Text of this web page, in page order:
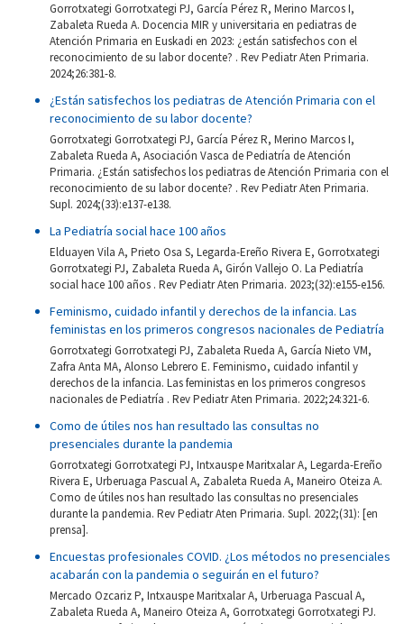
Gorrotxategi Gorrotxategi PJ, García Pérez R, Merino Marcos I,
Zabaleta Rueda A. Docencia MIR y universitaria en pediatras de
Atención Primaria en Euskadi en 2023: ¿están satisfechos con el
reconocimiento de su labor docente? . Rev Pediatr Aten Primaria.
2024;26:381-8.
¿Están satisfechos los pediatras de Atención Primaria con el
reconocimiento de su labor docente?
Gorrotxategi Gorrotxategi PJ, García Pérez R, Merino Marcos I,
Zabaleta Rueda A, Asociación Vasca de Pediatría de Atención
Primaria. ¿Están satisfechos los pediatras de Atención Primaria con el
reconocimiento de su labor docente? . Rev Pediatr Aten Primaria.
Supl. 2024;(33):e137-e138.
La Pediatría social hace 100 años
Elduayen Vila A, Prieto Osa S, Legarda-Ereño Rivera E, Gorrotxategi
Gorrotxategi PJ, Zabaleta Rueda A, Girón Vallejo O. La Pediatría
social hace 100 años . Rev Pediatr Aten Primaria. 2023;(32):e155-e156.
Feminismo, cuidado infantil y derechos de la infancia. Las
feministas en los primeros congresos nacionales de Pediatría
Gorrotxategi Gorrotxategi PJ, Zabaleta Rueda A, García Nieto VM,
Zafra Anta MA, Alonso Lebrero E. Feminismo, cuidado infantil y
derechos de la infancia. Las feministas en los primeros congresos
nacionales de Pediatría . Rev Pediatr Aten Primaria. 2022;24:321-6.
Como de útiles nos han resultado las consultas no
presenciales durante la pandemia
Gorrotxategi Gorrotxategi PJ, Intxauspe Maritxalar A, Legarda-Ereño
Rivera E, Urberuaga Pascual A, Zabaleta Rueda A, Maneiro Oteiza A.
Como de útiles nos han resultado las consultas no presenciales
durante la pandemia. Rev Pediatr Aten Primaria. Supl. 2022;(31): [en
prensa].
Encuestas profesionales COVID. ¿Los métodos no presenciales
acabarán con la pandemia o seguirán en el futuro?
Mercado Ozcariz P, Intxauspe Maritxalar A, Urberuaga Pascual A,
Zabaleta Rueda A, Maneiro Oteiza A, Gorrotxategi Gorrotxategi PJ.